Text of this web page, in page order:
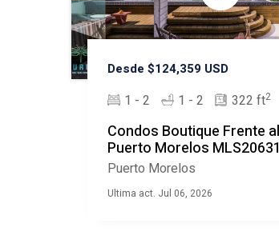
Desde $124,359 USD
1 - 2 1 - 2 322 ft2
Condos Boutique Frente
Puerto Morelos MLS20631
Puerto Morelos
Ultima act. Jul 06, 2026